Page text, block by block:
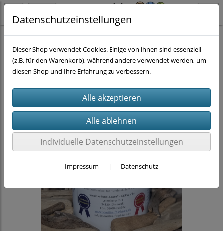
Hund Nassfutter nach Gramm
Datenschutzeinstellungen
Dieser Shop verwendet Cookies. Einige von ihnen sind essenziell
(z.B. für den Warenkorb), während andere verwendet werden, um
diesen Shop und Ihre Erfahrung zu verbessern.
Individuelle Datenschutzeinstellungen
Impressum | Datenschutz